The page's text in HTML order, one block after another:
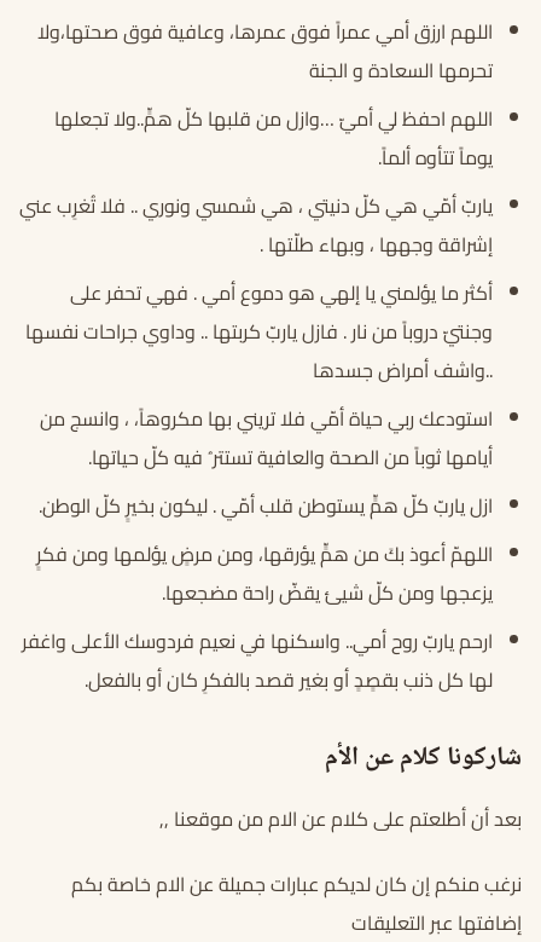
اللهم ارزق أمي عمراً فوق عمرها، وعافية فوق صحتها،ولا
تحرمها السعادة و الجنة
اللهم احفظ لي أميّ …وازل من قلبها كلّ همٍّ..ولا تجعلها
يوماً تتأوه ألماً.
ياربّ أمّي هي كلّ دنيتي ، هي شمسي ونوري .. فلا تُغرِب عني
إشراقة وجهها ، وبهاء طلّتها .
أكثر ما يؤلمني يا إلهي هو دموع أمي . فهي تحفر على
وجنتيّ دروباً من نار . فازل ياربّ كربتها .. وداوي جراحات نفسها
..واشف أمراض جسدها
استودعك ربي حياة أمّي فلا تريني بها مكروهاً، ، وانسج من
أيامها ثوباً من الصحة والعافية تستتر ُ فيه كلّ حياتها.
ازل ياربّ كلّ همٍّ يستوطن قلب أمّي . ليكون بخيرٍ كلّ الوطن.
اللهمّ أعوذ بكَ من همٍّ يؤرقها، ومن مرضٍ يؤلمها ومن فكرٍ
يزعجها ومن كلّ شيئ يقضّ راحة مضجعها.
ارحم ياربّ روح أمي.. واسكنها في نعيم فردوسك الأعلى واغفر
لها كل ذنب بقصٍدٍ أو بغير قصد بالفكرِ كان أو بالفعل.
شاركونا كلام عن الأم
بعد أن أطلعتم على كلام عن الام من موقعنا ,,
نرغب منكم إن كان لديكم عبارات جميلة عن الام خاصة بكم
إضافتها عبر التعليقات